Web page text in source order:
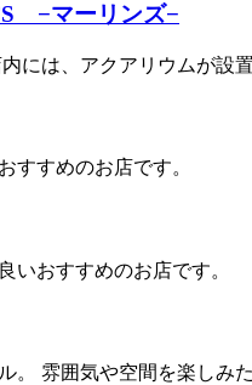
−マーリンズ−
には、アクアリウムが設
すすめのお店です。
いおすすめのお店です。
雰囲気や空間を楽しみ